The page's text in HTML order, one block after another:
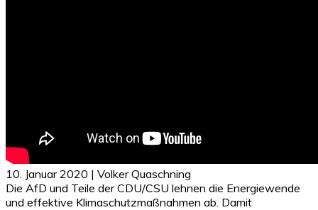
10. Januar 2020 | Volker Quaschning
Die AfD und Teile der CDU/CSU lehnen die Energiewende
und effektive Klimaschutzmaßnahmen ab. Damit